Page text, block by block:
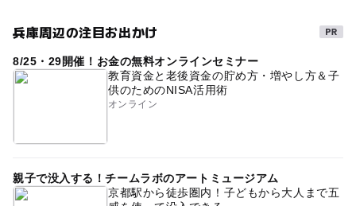
兵庫周辺の注目お出かけ
8/25・29開催！お金の無料オンラインセミナー
教育資金と老後資金の貯め方・増やし方＆子
供のためのNISA活用術
オンライン
親子で没入する！チームラボのアートミュージアム
京都駅から徒歩圏内！子どもから大人まで五